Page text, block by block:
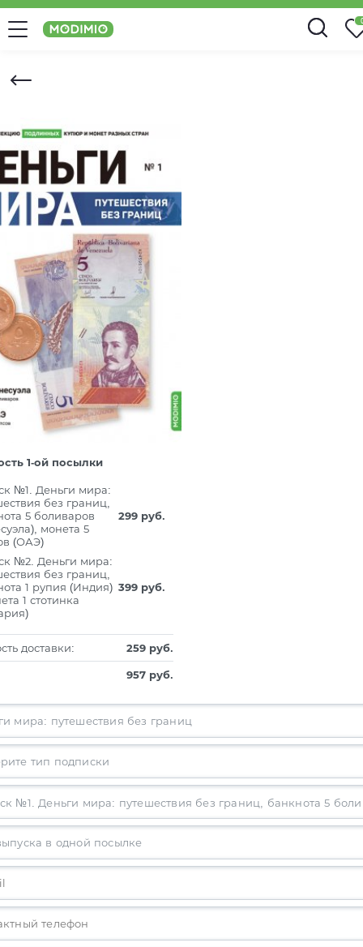
1-ой посылки
№1. Деньги мира:
без границ,
5 боливаров
монета 5
(ОАЭ)
299 руб.
№2. Деньги мира:
без границ,
1 рупия (Индия)
1 стотинка
399 руб.
доставки: 259 руб.
957 руб.